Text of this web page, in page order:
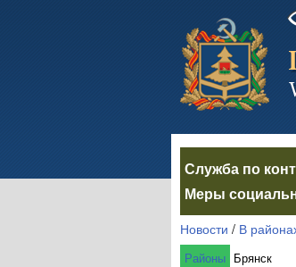
Служба по
Меры
Новости / В
Районы Брянск